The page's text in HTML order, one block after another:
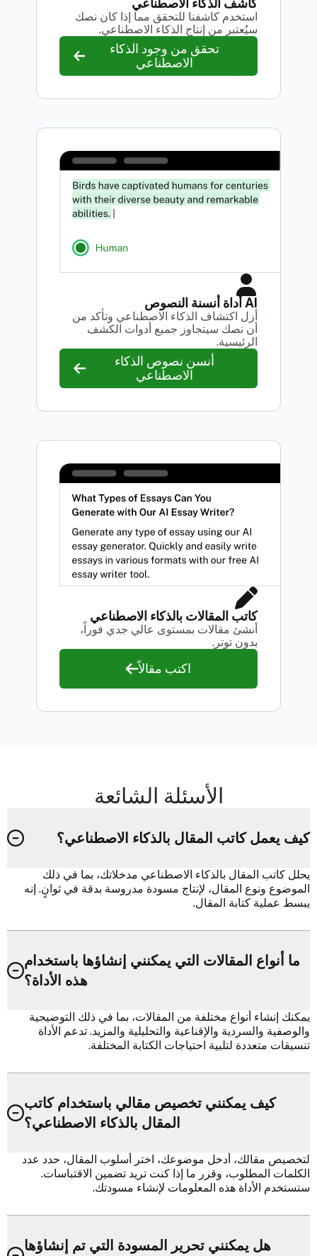
كاشف الذكاء الاصطناعي
استخدم كاشفنا للتحقق مما إذا كان نصك
سيُعتبر من إنتاج الذكاء الاصطناعي.
تحقق من وجود الذكاء
الاصطناعي
AI أداة أنسنة النصوص
أزل اكتشاف الذكاء الاصطناعي وتأكد من
أن نصك سيتجاوز جميع أدوات الكشف
الرئيسية.
أنسن نصوص الذكاء
الاصطناعي
كاتب المقالات بالذكاء الاصطناعي
أنشئ مقالات بمستوى عالي جدي فوراً،
بدون توتر.
اكتب مقالاً
الأسئلة الشائعة
كيف يعمل كاتب المقال بالذكاء الاصطناعي؟
يحلل كاتب المقال بالذكاء الاصطناعي مدخلاتك، بما في ذلك
الموضوع ونوع المقال، لإنتاج مسودة مدروسة بدقة في ثوانٍ. إنه
يبسط عملية كتابة المقال.
ما أنواع المقالات التي يمكنني إنشاؤها باستخدام
هذه الأداة؟
يمكنك إنشاء أنواع مختلفة من المقالات، بما في ذلك التوضيحية
والوصفية والسردية والإقناعية والتحليلية والمزيد. تدعم الأداة
تنسيقات متعددة لتلبية احتياجات الكتابة المختلفة.
كيف يمكنني تخصيص مقالي باستخدام كاتب
المقال بالذكاء الاصطناعي؟
لتخصيص مقالك، أدخل موضوعك، اختر أسلوب المقال، حدد عدد
الكلمات المطلوب، وقرر ما إذا كنت تريد تضمين الاقتباسات.
ستستخدم الأداة هذه المعلومات لإنشاء مسودتك.
هل يمكنني تحرير المسودة التي تم إنشاؤها